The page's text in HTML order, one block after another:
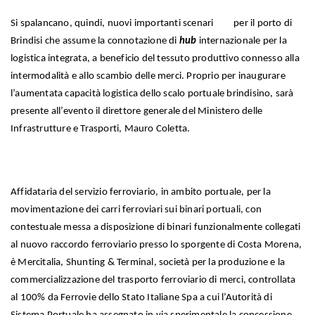
Si spalancano, quindi, nuovi importanti scenari per il porto di
Brindisi che assume la connotazione di hub internazionale per la
logistica integrata, a beneficio del tessuto produttivo connesso alla
intermodalità e allo scambio delle merci. Proprio per inaugurare
l’aumentata capacità logistica dello scalo portuale brindisino, sarà
presente all’evento il direttore generale del Ministero delle
Infrastrutture e Trasporti, Mauro Coletta.
Affidataria del servizio ferroviario, in ambito portuale, per la
movimentazione dei carri ferroviari sui binari portuali, con
contestuale messa a disposizione di binari funzionalmente collegati
al nuovo raccordo ferroviario presso lo sporgente di Costa Morena,
è Mercitalia, Shunting & Terminal, società per la produzione e la
commercializzazione del trasporto ferroviario di merci, controllata
al 100% da Ferrovie dello Stato Italiane Spa a cui l’Autorità di